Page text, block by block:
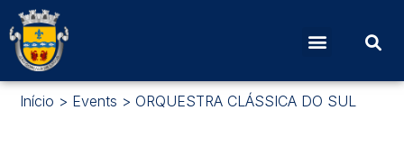
Início > Events > ORQUESTRA CLÁSSICA DO SUL